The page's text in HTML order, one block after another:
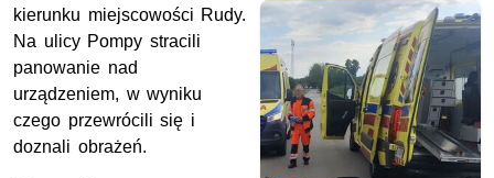
kierunku miejscowości Rudy.
Na ulicy Pompy stracili
panowanie nad
urządzeniem, w wyniku
czego przewrócili się i
doznali obrażeń.